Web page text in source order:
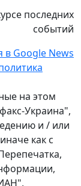
последних
событий
в Google News
на этом
Украина",
и / или
как с